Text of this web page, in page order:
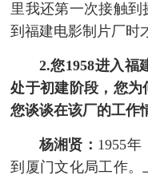
里我还第一次接触
到福建电影制片厂时
2.您1958进入福
处于初建阶段，您
您谈谈在该厂的工作
杨湘贤： 1955
到厦门文化局工作。